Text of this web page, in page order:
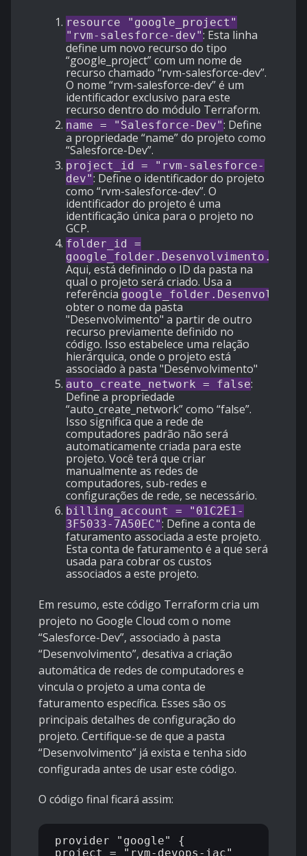
resource "google_project"
"rvm-salesforce-dev": Esta linha
define um novo recurso do tipo
“google_project” com um nome de
recurso chamado “rvm-salesforce-dev”.
O nome “rvm-salesforce-dev” é um
identificador exclusivo para este
recurso dentro do módulo Terraform.
name = "Salesforce-Dev": Define
a propriedade “name” do projeto como
“Salesforce-Dev”.
project_id = "rvm-salesforce-
dev": Define o identificador do projeto
como “rvm-salesforce-dev”. O
identificador do projeto é uma
identificação única para o projeto no
GCP.
folder_id =
google_folder.Desenvolvimento.name
Aqui, está definindo o ID da pasta na
qual o projeto será criado. Usa a
referência
obter o nome da pasta
"Desenvolvimento" a partir de outro
recurso previamente definido no
código. Isso estabelece uma relação
hierárquica, onde o projeto está
associado à pasta "Desenvolvimento"
auto_create_network = false:
Define a propriedade
“auto_create_network” como “false”.
Isso significa que a rede de
computadores padrão não será
automaticamente criada para este
projeto. Você terá que criar
manualmente as redes de
computadores, sub-redes e
configurações de rede, se necessário.
billing_account = "01C2E1-
3F5033-7A50EC": Define a conta de
faturamento associada a este projeto.
Esta conta de faturamento é a que será
usada para cobrar os custos
associados a este projeto.
Em resumo, este código Terraform cria um
projeto no Google Cloud com o nome
“Salesforce-Dev”, associado à pasta
“Desenvolvimento”, desativa a criação
automática de redes de computadores e
vincula o projeto a uma conta de
faturamento específica. Esses são os
principais detalhes de configuração do
projeto. Certifique-se de que a pasta
“Desenvolvimento” já exista e tenha sido
configurada antes de usar este código.
O código final ficará assim:
provider "google" {
project = "rvm-devops-iac"